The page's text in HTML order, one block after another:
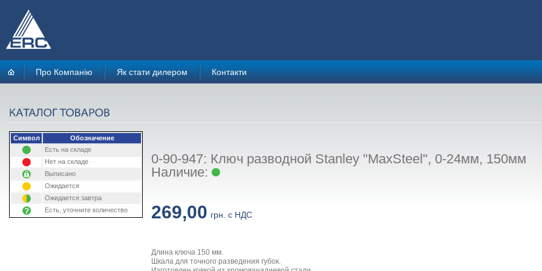
Про Компанію Як стати дилером Контакти
Символ
Обозначение
Есть на складе
Нет на складе
Выписано
Ожидается
Ожидается завтра
Есть, уточните количество
0-90-947: Ключ разводной Stanley "MaxSteel", 0-24мм, 150мм
Наличие:
269,00 грн. с НДС
Длина ключа 150 мм.
Шкала для точного разведения губок.